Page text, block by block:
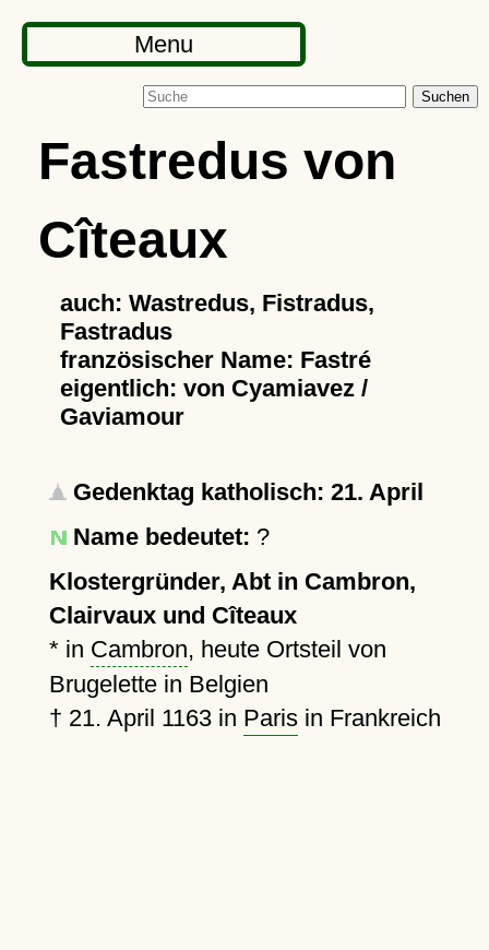
Menu
Suchen
Fastredus von
Cîteaux
auch: Wastredus, Fistradus,
Fastradus
französischer Name: Fastré
eigentlich: von Cyamiavez /
Gaviamour
Gedenktag katholisch: 21. April
Name bedeutet: ?
Klostergründer, Abt in Cambron,
Clairvaux und Cîteaux
* in Cambron, heute Ortsteil von
Brugelette in Belgien
† 21. April 1163in Parisin Frankreich